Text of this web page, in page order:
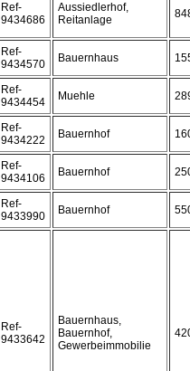
Ref-
9434686
Aussiedlerhof,
Reitanlage
Ref-
9434570
Bauernhaus
Ref-
9434454
Muehle
Ref-
9434222
Bauernhof
Ref-
9434106
Bauernhof
Ref-
9433990
Bauernhof
Ref-
9433642
Bauernhaus,
Bauernhof,
Gewerbeimmobilie